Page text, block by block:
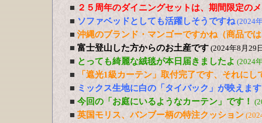
■ ２５周年のダイニングセットは、期間限定の
■ ソファベッドとしても活躍しそうですね(2024
■ 沖縄のブランド・マンゴーですかね（商品で
■ 富士登山した方からのお土産です (2024年8月29
■ とっても綺麗な絨毯が本日届きましたよ (2024
■
「遮光1級カーテン」取付完了です、それに
■ ミックス生地に白の「タイバック」が映えま
■ 今回の「お庭にいるようなカーテン」です！
■ 英国モリス、バンブー柄の特注クッション